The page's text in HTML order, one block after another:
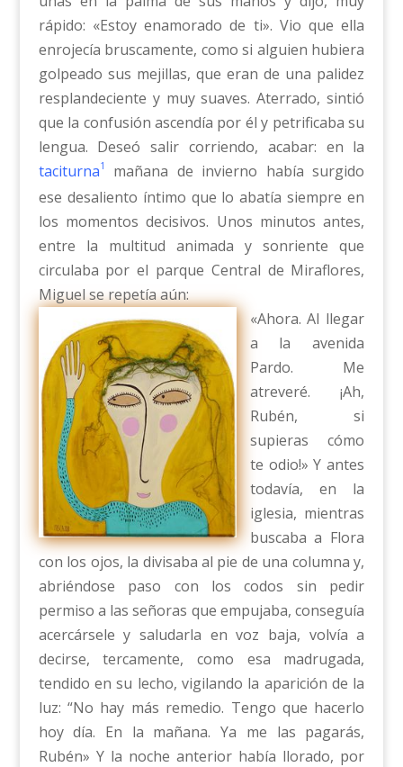
rápido: «Estoy enamorado de ti». Vio que ella
enrojecía bruscamente, como si alguien hubiera
golpeado sus mejillas, que eran de una palidez
resplandeciente y muy suaves. Aterrado, sintió
que la confusión ascendía por él y petrificaba su
lengua. Deseó salir corriendo, acabar: en la
taciturna1
mañana de invierno había surgido
ese desaliento íntimo que lo abatía siempre en
los momentos decisivos. Unos minutos antes,
entre la multitud animada y sonriente que
circulaba por el parque Central de Miraflores,
Miguel se repetía aún:
«Ahora. Al llegar
a la avenida
Pardo. Me
atreveré. ¡Ah,
Rubén, si
supieras cómo
te odio!» Y antes
todavía, en la
iglesia, mientras
buscaba a Flora
con los ojos, la divisaba al pie de una columna y,
abriéndose paso con los codos sin pedir
permiso a las señoras que empujaba, conseguía
acercársele y saludarla en voz baja, volvía a
decirse, tercamente, como esa madrugada,
tendido en su lecho, vigilando la aparición de la
luz: “No hay más remedio. Tengo que hacerlo
hoy día. En la mañana. Ya me las pagarás,
Rubén» Y la noche anterior había llorado, por